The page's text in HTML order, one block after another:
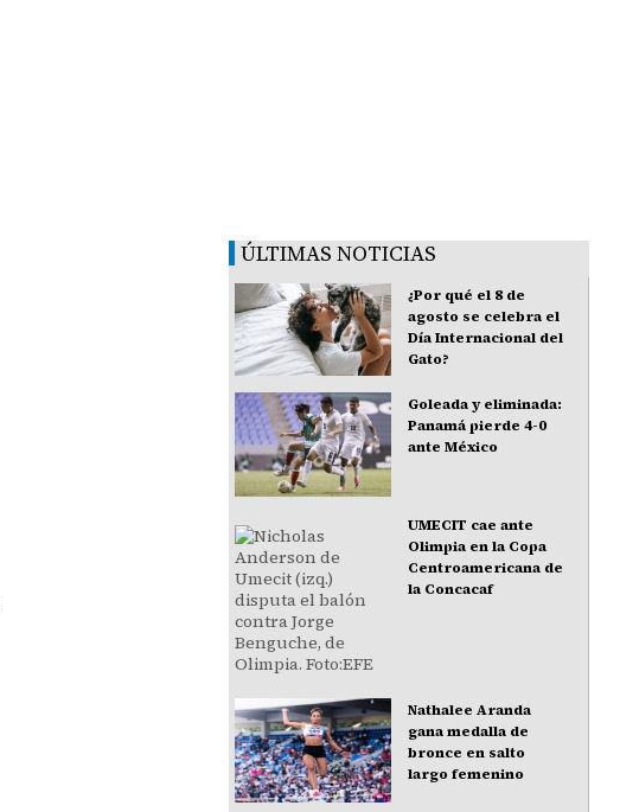
ÚLTIMAS NOTICIAS
¿Por qué el 8 de
agosto se celebra el
Día Internacional del
Gato?
Goleada y eliminada:
Panamá pierde 4-0
ante México
UMECIT cae ante
Olimpia en la Copa
Centroamericana de
la Concacaf
Nathalee Aranda
gana medalla de
bronce en salto
largo femenino